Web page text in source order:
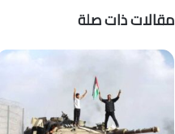
مقالات ذات صلة